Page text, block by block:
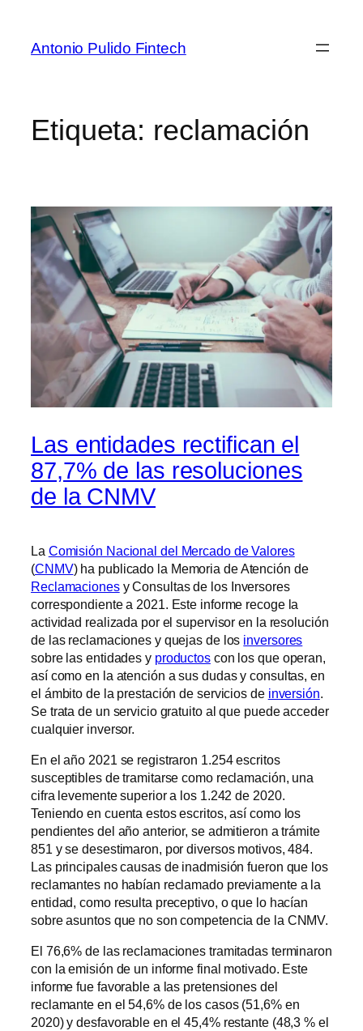
Antonio Pulido Fintech
Etiqueta: reclamación
Las entidades rectifican el
87,7% de las resoluciones
de la CNMV
La Comisión Nacional del Mercado de Valores
(CNMV) ha publicado la Memoria de Atención de
Reclamacionesy Consultas de los Inversores
correspondiente a 2021. Este informe recoge la
actividad realizada por el supervisor en la resolución
de las reclamaciones y quejas de los inversores
sobre las entidades y productoscon los que operan,
así como en la atención a sus dudas y consultas, en
el ámbito de la prestación de servicios de inversión.
Se trata de un servicio gratuito al que puede acceder
cualquier inversor.
En el año 2021 se registraron 1.254 escritos
susceptibles de tramitarse como reclamación, una
cifra levemente superior a los 1.242 de 2020.
Teniendo en cuenta estos escritos, así como los
pendientes del año anterior, se admitieron a trámite
851 y se desestimaron, por diversos motivos, 484.
Las principales causas de inadmisión fueron que los
reclamantes no habían reclamado previamente a la
entidad, como resulta preceptivo, o que lo hacían
sobre asuntos que no son competencia de la CNMV.
El 76,6% de las reclamaciones tramitadas terminaron
con la emisión de un informe final motivado. Este
informe fue favorable a las pretensiones del
reclamante en el 54,6% de los casos (51,6% en
2020) y desfavorable en el 45,4% restante (48,3 % el